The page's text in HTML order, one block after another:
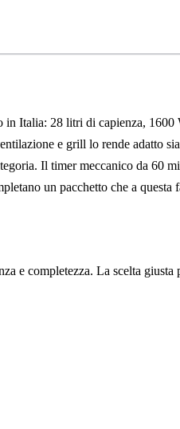
Italia: 28 litri di capienza, 1600
e grill lo rende adatto
Il timer meccanico da 60
un pacchetto che a
e completezza. La scelta